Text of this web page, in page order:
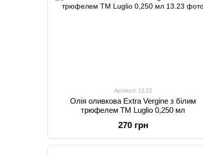
Артикул: 13.23
Олія оливкова Extra Vergine з білим
трюфелем TM Luglio 0,250 мл
270 грн